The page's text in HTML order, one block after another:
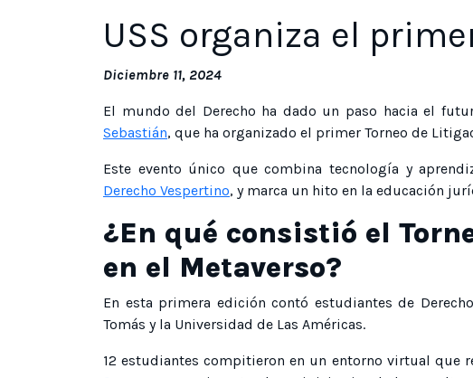
USS organiza el
Diciembre 11, 2024
El mundo del Derecho ha dado un paso hacia el
Sebastián, que ha organizado el primer Torneo de
Este evento único que combina tecnología y
Derecho Vespertino, y marca un hito en la educación
¿En qué consistió el
en el Metaverso?
En esta primera edición contó estudiantes de
Tomás y la Universidad de Las Américas.
12 estudiantes compitieron en un entorno virtual que